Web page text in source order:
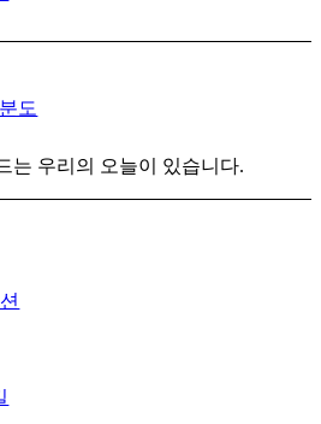
도
는 우리의 오늘이 있습니다.